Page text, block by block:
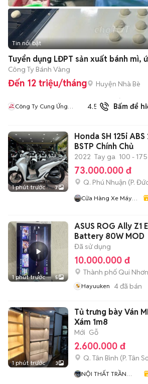
Tin nổi bật
Tuyển dụng LĐPT sản xuất bánh mì,
Công Ty Bánh Vàng
Đến 12 triệu/tháng Huyện Nhà Bè
Công Ty Cung Ứng
4.5
137
đã
bán
Bấm để
1 phút trước 7
Honda SH 125i
BSTP Chính Chủ
2022 Tay ga 100 -
73.000.000 đ
Q. Phú Nhuận (P.
Cửa Hàng Xe Máy
1 phút trước 5
ASUS ROG Ally Z1
Battery 80W MOD
Đã sử dụng
10.000.000 đ
Thành phố Qui Nhơn
Hayuuken 4đã bán
1 phút trước 3
Tủ trưng bày Ván
Xám 1m8
Mới Gỗ
2.600.000 đ
Q. Tân Bình (P. Tân
NỘI THẤT TRẦN